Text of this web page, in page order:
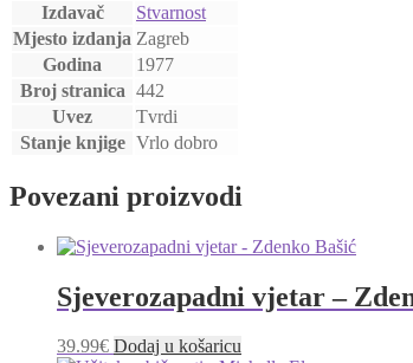
Izdavač
Stvarnost
Mjesto izdanja Zagreb
Godina
1977
Broj stranica 442
Uvez
Tvrdi
Stanje knjige Vrlo dobro
Povezani proizvodi
Sjeverozapadni vjetar –
39.99€ Dodaj u košaricu